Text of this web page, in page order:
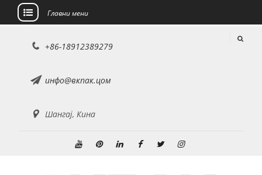
Главни мени
+86-18912389279
инфо@вкпак.цом
Шангај, Кина